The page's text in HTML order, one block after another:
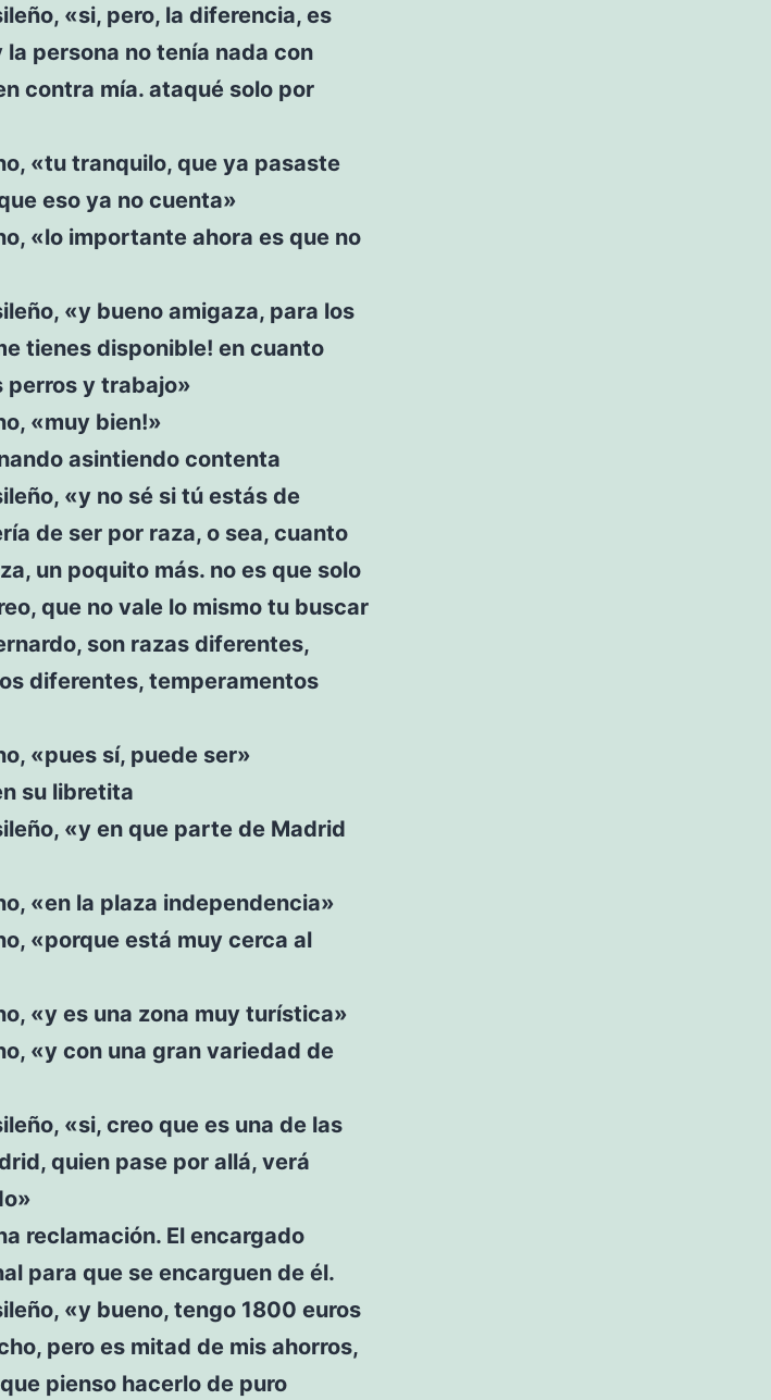
«si, pero, la diferencia, es
persona no tenía nada con
contra mía. ataqué solo por
«tu tranquilo, que ya pasaste
eso ya no cuenta»
«lo importante ahora es que no
«y bueno amigaza, para los
tienes disponible! en cuanto
perros y trabajo»
«muy bien!»
asintiendo contenta
«y no sé si tú estás de
de ser por raza, o sea, cuanto
un poquito más. no es que solo
que no vale lo mismo tu buscar
son razas diferentes,
diferentes, temperamentos
«pues sí, puede ser»
su libretita
«y en que parte de Madrid
«en la plaza independencia»
«porque está muy cerca al
«y es una zona muy turística»
«y con una gran variedad de
«si, creo que es una de las
quien pase por allá, verá
reclamación. El encargado
para que se encarguen de él.
«y bueno, tengo 1800 euros
pero es mitad de mis ahorros,
pienso hacerlo de puro